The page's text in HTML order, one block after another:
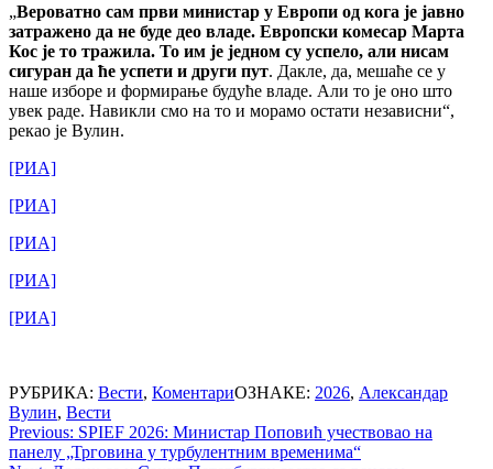
„Вероватно сам први министар у Европи од кога је јавно
затражено да не буде део владе. Европски комесар Марта
Кос је то тражила. То им је једном су успело, али нисам
сигуран да ће успети и други пут. Дакле, да, мешаће се у
наше изборе и формирање будуће владе. Али то је оно што
увек раде. Навикли смо на то и морамо остати независни“,
рекао је Вулин.
[РИА]
[РИА]
[РИА]
[РИА]
[РИА]
РУБРИКА: Вести, КоментариОЗНАКЕ: 2026, Александар
Вулин, Вести
Post
Previous: SPIEF 2026: Министар Поповић учествовао на
панелу „Трговина у турбулентним временима“